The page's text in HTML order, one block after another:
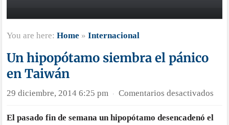
You are here:Home »Internacional
Un hipopótamo siembra el pánico
en Taiwán
29 diciembre, 2014 6:25 pm · Comentarios desactivados
El pasado fin de semana un hipopótamo desencadenó el